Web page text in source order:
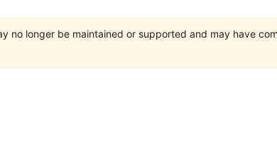
no longer be maintained or supported and may have